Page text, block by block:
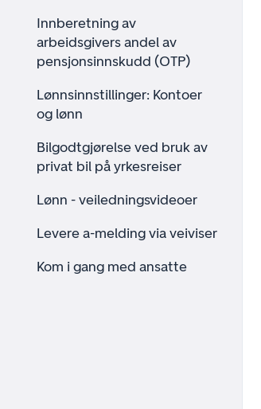
Innberetning av
arbeidsgivers andel av
pensjonsinnskudd (OTP)
Lønnsinnstillinger: Kontoer
og lønn
Bilgodtgjørelse ved bruk av
privat bil på yrkesreiser
Lønn - veiledningsvideoer
Levere a-melding via veiviser
Kom i gang med ansatte